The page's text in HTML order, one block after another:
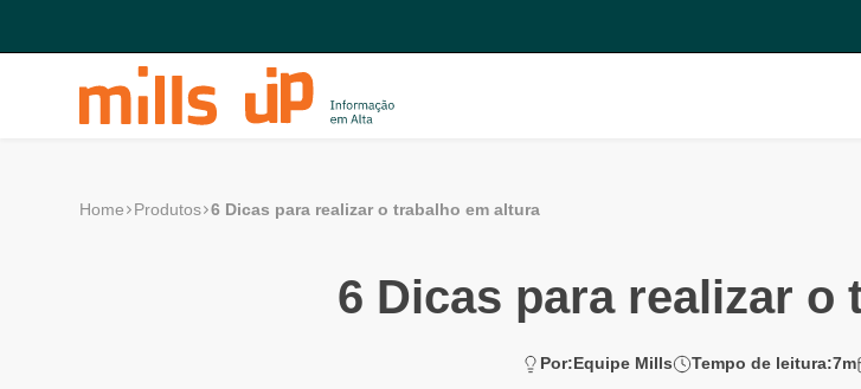
Home Produtos 6 Dicas para realizar o trabalho em altura
6 Dicas para realizar o
Por:Equipe Mills Tempo de leitura:7m